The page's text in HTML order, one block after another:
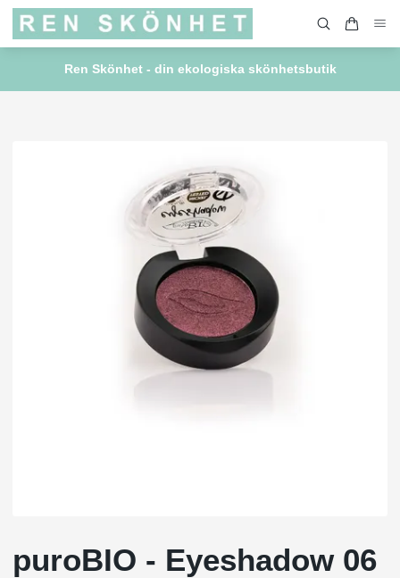
Ren Skönhet - din ekologiska skönhetsbutik
puroBIO - Eyeshadow 06